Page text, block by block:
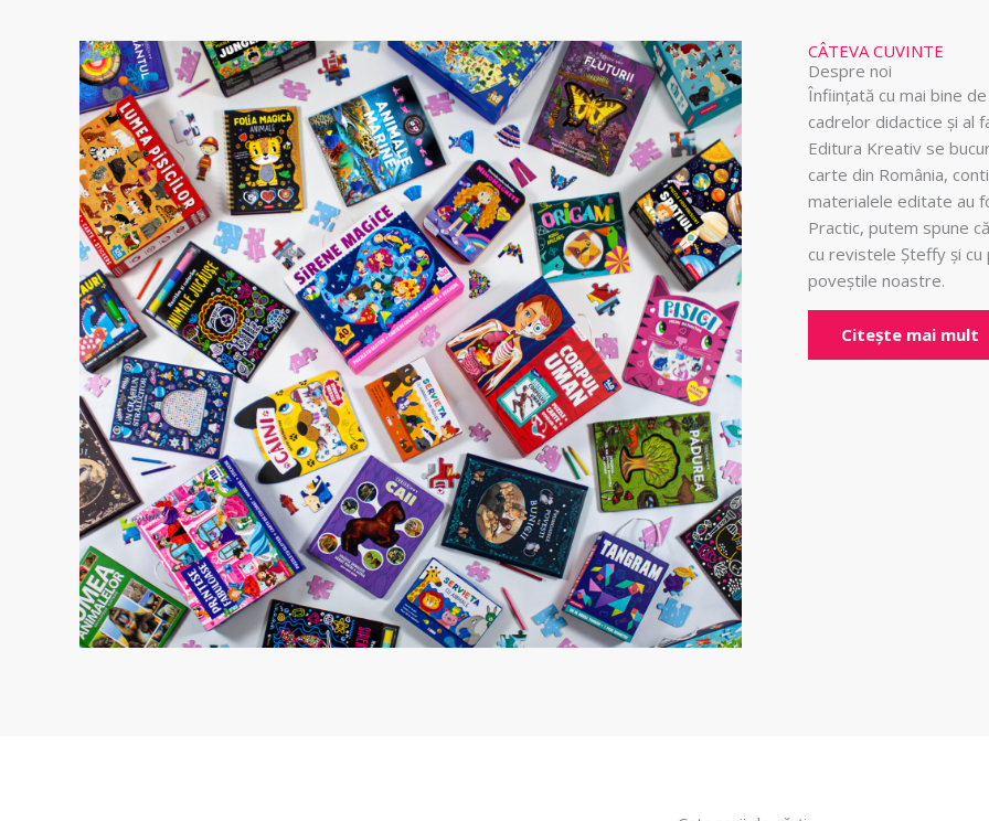
CÂTEVA CUVINTE
Despre noi
Înființată cu mai bine
cadrelor didactice și al
Editura Kreativ se
carte din România,
materialele editate au
Practic, putem spune
cu revistele Șteffy și
poveștile noastre.
Citește mai mult